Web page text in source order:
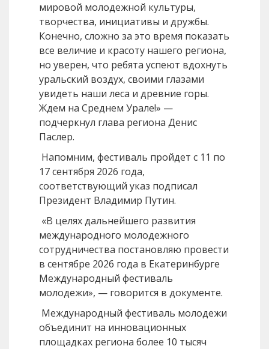
мировой молодежной культуры,
творчества, инициативы и дружбы.
Конечно, сложно за это время показать
все величие и красоту нашего региона,
но уверен, что ребята успеют вдохнуть
уральский воздух, своими глазами
увидеть наши леса и древние горы.
Ждем на Среднем Урале!» —
подчеркнул глава региона Денис
Паслер.
Напомним, фестиваль пройдет с 11 по
17 сентября 2026 года,
соответствующий указ подписал
Президент Владимир Путин.
«В целях дальнейшего развития
международного молодежного
сотрудничества постановляю провести
в сентябре 2026 года в Екатеринбурге
Международный фестиваль
молодежи», — говорится в документе.
Международный фестиваль молодежи
объединит на инновационных
площадках региона более 10 тысяч